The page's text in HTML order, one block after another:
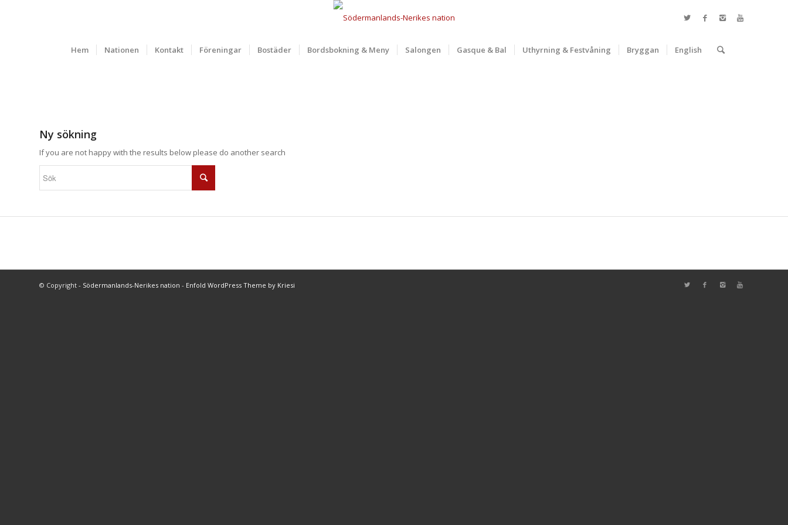
Hem Nationen Kontakt Föreningar Bostäder Bordsbokning & Meny Salongen Gasque & Bal Uthyrning & Festvåning Bryggan English
Ny sökning
If you are not happy with the results below please do another search
© Copyright - Södermanlands-Nerikes nation - Enfold WordPress Theme by Kriesi